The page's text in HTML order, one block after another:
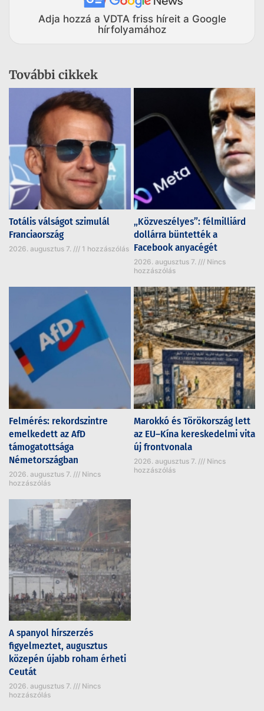
Adja hozzá a VDTA friss híreit a Google
hírfolyamához
További cikkek
Totális válságot szimulál
Franciaország
2026. augusztus 7. 1 hozzászólás
„Közveszélyes”: félmilliárd
dollárra büntették a
Facebook anyacégét
2026. augusztus 7.
Nincs
hozzászólás
Felmérés: rekordszintre
emelkedett az AfD
támogatottsága
Németországban
2026. augusztus 7.
Nincs
hozzászólás
Marokkó és Törökország lett
az EU–Kína kereskedelmi vita
új frontvonala
2026. augusztus 7.
Nincs
hozzászólás
A spanyol hírszerzés
figyelmeztet, augusztus
közepén újabb roham érheti
Ceutát
2026. augusztus 7.
Nincs
hozzászólás